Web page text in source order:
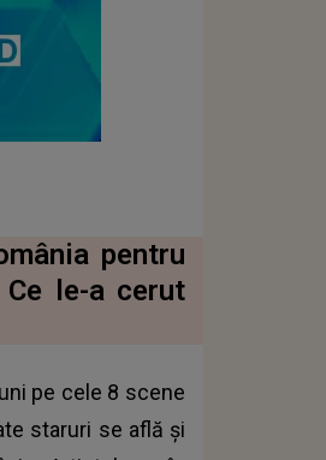
pentru
le-a cerut
pe cele 8 scene
staruri se află și